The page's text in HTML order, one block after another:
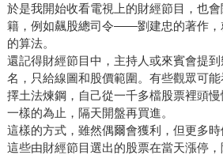
於是我開始收看電視上的財經節目，也
籍，例如飆股總司令——劉建忠的著作，
的算法。
還記得財經節目中，主持人或來賓會提
名，只給線圖和股價範圍。有些觀眾可
擇土法煉鋼，自己從一千多檔股票裡頭
一樣的為止，隔天開盤再買進。
這樣的方式，雖然偶爾會獲利，但更多
這些由財經節目選出的股票在當天漲停